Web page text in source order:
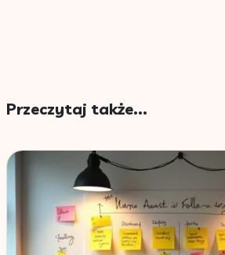
Przeczytaj także...